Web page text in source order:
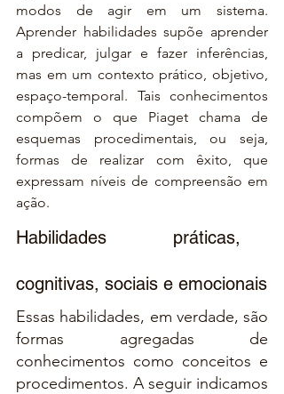
modos de agir em um sistema.
Aprender habilidades supõe aprender
a predicar, julgar e fazer inferências,
mas em um contexto prático, objetivo,
espaço-temporal. Tais conhecimentos
compõem o que Piaget chama de
esquemas procedimentais, ou seja,
formas de realizar com êxito, que
expressam níveis de compreensão em
ação.
Habilidades   práticas,
cognitivas, sociais e emocionais
Essas habilidades, em verdade, são
formas agregadas de
conhecimentos como conceitos e
procedimentos. A seguir indicamos